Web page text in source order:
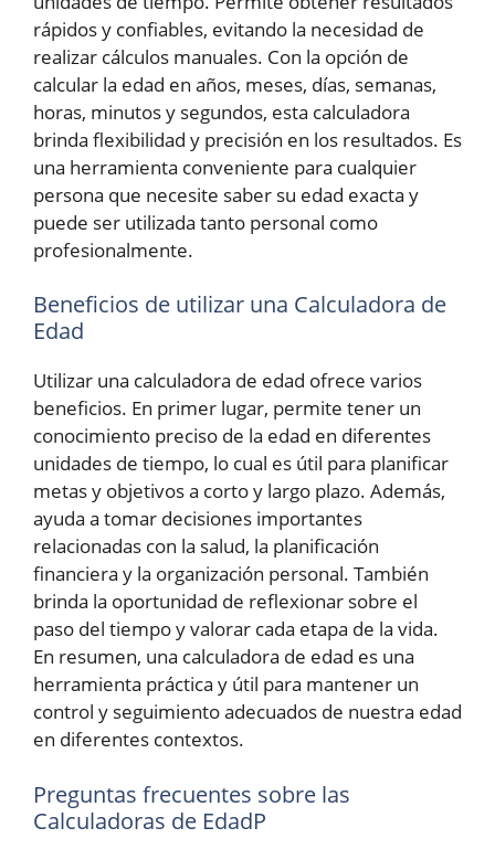
rápidos y confiables, evitando la necesidad de
realizar cálculos manuales. Con la opción de
calcular la edad en años, meses, días, semanas,
horas, minutos y segundos, esta calculadora
brinda flexibilidad y precisión en los resultados. Es
una herramienta conveniente para cualquier
persona que necesite saber su edad exacta y
puede ser utilizada tanto personal como
profesionalmente.
Beneficios de utilizar una Calculadora de
Edad
Utilizar una calculadora de edad ofrece varios
beneficios. En primer lugar, permite tener un
conocimiento preciso de la edad en diferentes
unidades de tiempo, lo cual es útil para planificar
metas y objetivos a corto y largo plazo. Además,
ayuda a tomar decisiones importantes
relacionadas con la salud, la planificación
financiera y la organización personal. También
brinda la oportunidad de reflexionar sobre el
paso del tiempo y valorar cada etapa de la vida.
En resumen, una calculadora de edad es una
herramienta práctica y útil para mantener un
control y seguimiento adecuados de nuestra edad
en diferentes contextos.
Preguntas frecuentes sobre las
Calculadoras de EdadP